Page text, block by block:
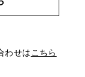
わせは こちら